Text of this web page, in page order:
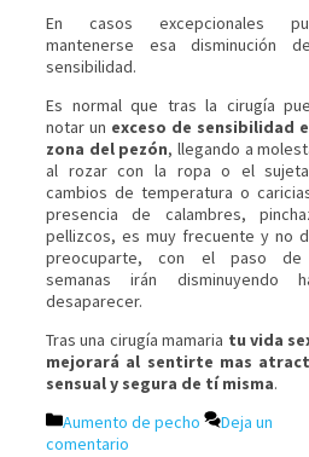
En casos excepcionales
mantenerse esa disminución
sensibilidad.
Es normal que tras la cirugía
notar un exceso de sensibilidad
zona del pezón, llegando a
al rozar con la ropa o el
cambios de temperatura o
presencia de calambres,
pellizcos, es muy frecuente y no
preocuparte, con el paso de
semanas irán disminuyendo
desaparecer.
Tras una cirugía mamaria tu vida
mejorará al sentirte mas
sensual y segura de tí misma.
Aumento de pecho
Deja un
comentario